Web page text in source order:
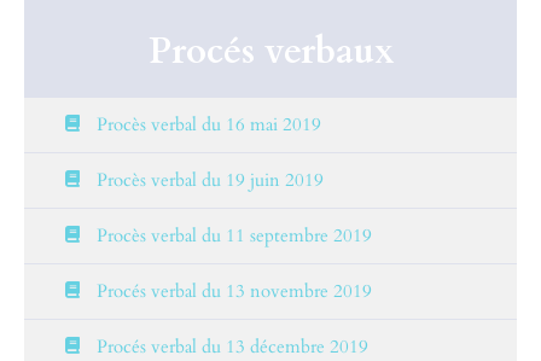
Procés verbaux
Procès verbal du 16 mai 2019
Procès verbal du 19 juin 2019
Procès verbal du 11 septembre 2019
Procés verbal du 13 novembre 2019
Procés verbal du 13 décembre 2019